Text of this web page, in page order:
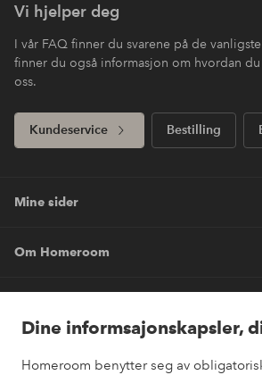
Dine informsajonskapsler,
Homeroom benytter seg av
Vi hjelper deg
I vår FAQ finner du svarene på de
finner du også informasjon om hvordan
oss.
Kundeservice Bestilling
Mine sider
Om Homeroom